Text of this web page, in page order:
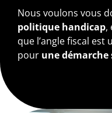
Nous voulons vous
politique handicap,
que l’angle fiscal
pour une démarche